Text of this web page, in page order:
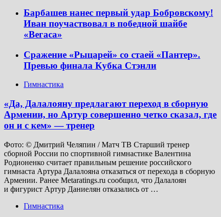
Барбашев нанес первый удар Бобровскому!
Иван поучаствовал в победной шайбе
«Вегаса»
Сражение «Рыцарей» со стаей «Пантер».
Превью финала Кубка Стэнли
Гимнастика
«Да, Далалояну предлагают переход в сборную
Армении, но Артур совершенно четко сказал, где
он и с кем» — тренер
Фото: © Дмитрий Челяпин / Матч ТВ Старший тренер
сборной России по спортивной гимнастике Валентина
Родионенко считает правильным решение российского
гимнаста Артура Далалояна отказаться от перехода в сборную
Армении. Ранее Metaratings.ru сообщил, что Далалоян
и фигурист Артур Даниелян отказались от …
Гимнастика